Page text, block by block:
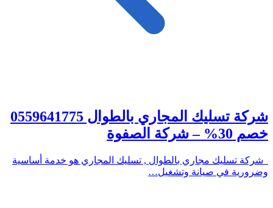
شركة تسليك المجاري بالطوال 0559641775
خصم 30% – شركة الصفوة
شركة تسليك مجاري بالطوال , تسليك المجاري هو خدمة أساسية
وضرورية في صيانة وتشغيل…